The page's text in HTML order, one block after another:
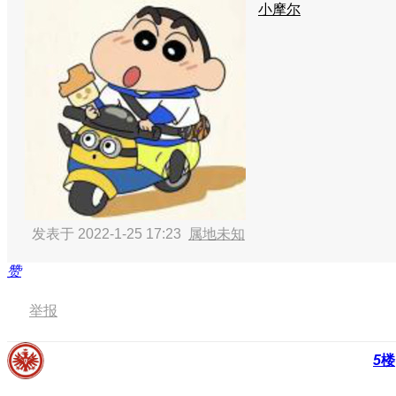
小摩尔
发表于 2022-1-25 17:23 属地未知
赞
举报
5楼